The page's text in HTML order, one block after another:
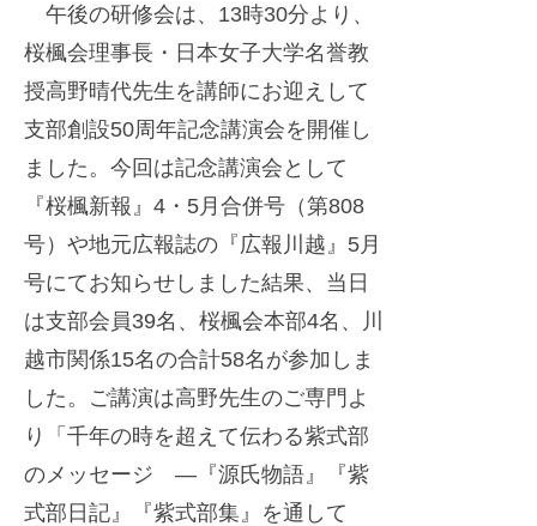
午後の研修会は、13時30分より、
桜楓会理事長・日本女子大学名誉教
授高野晴代先生を講師にお迎えして
支部創設50周年記念講演会を開催し
ました。今回は記念講演会として
『桜楓新報』4・5月合併号（第808
号）や地元広報誌の『広報川越』5月
号にてお知らせしました結果、当日
は支部会員39名、桜楓会本部4名、川
越市関係15名の合計58名が参加しま
した。ご講演は高野先生のご専門よ
り「千年の時を超えて伝わる紫式部
のメッセージ ―『源氏物語』『紫
式部日記』『紫式部集』を通して